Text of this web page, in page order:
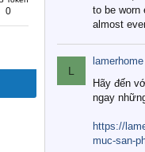
0
to be worn
almost
L
lamerhome
Hãy đến
ngay
https://
muc-san-